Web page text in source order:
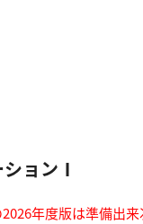
ョンⅠ
年度版は準備出来